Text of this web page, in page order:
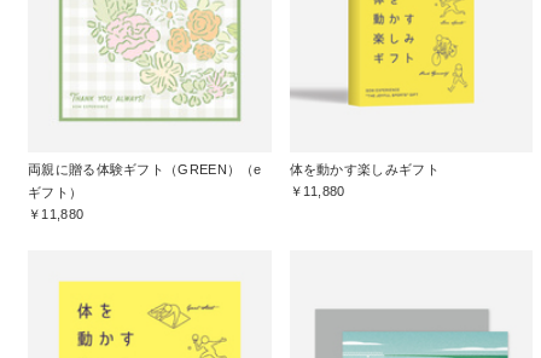
両親に贈る体験ギフト（GREEN）（e
ギフト）
￥11,880
体を動かす楽しみギフト
￥11,880